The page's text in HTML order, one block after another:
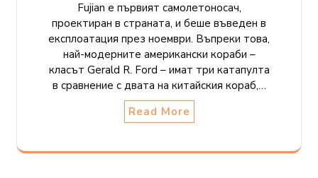
Fujian е първият самолетоносач,
проектиран в страната, и беше въведен в
експлоатация през ноември. Въпреки това,
най-модерните американски кораби –
класът Gerald R. Ford – имат три катапулта
в сравнение с двата на китайския кораб,…
Read More